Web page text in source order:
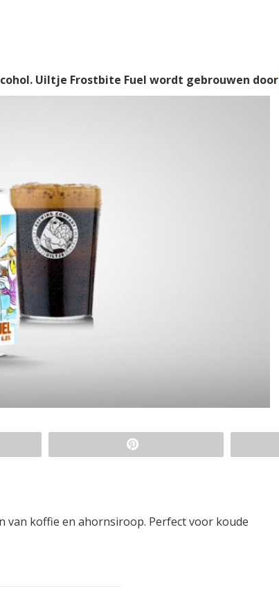
Uiltje Frostbite Fuel wordt gebrouwen door
van koffie en ahornsiroop. Perfect voor koude